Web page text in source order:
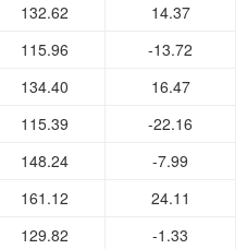
132.62
14.37
115.96
-13.72
134.40
16.47
115.39
-22.16
148.24
-7.99
161.12
24.11
129.82
-1.33